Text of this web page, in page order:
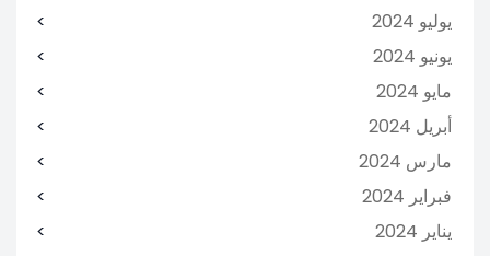
يوليو 2024
يونيو 2024
مايو 2024
أبريل 2024
مارس 2024
فبراير 2024
يناير 2024